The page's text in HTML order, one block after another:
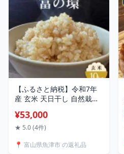
【ふるさと納税】令和7年
産 玄米 天日干し 自然栽培
10kg｜富の環 お米 こめ コ
メ おこめ もちもち 冷めて
津※北海道・沖縄・離島へ
¥53,000
★ 5.0 (4件)
📍 富山県魚津市 の返礼品